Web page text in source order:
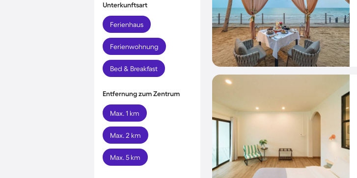
Unterkunftsart
Ferienhaus
Ferienwohnung
Bed & Breakfast
Entfernung zum Zentrum
Max. 1 km
Max. 2 km
Max. 5 km